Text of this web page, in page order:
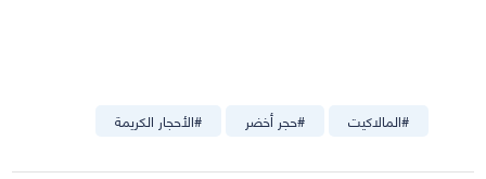
#الأحجار الكريمة #حجر أخضر #المالاكيت